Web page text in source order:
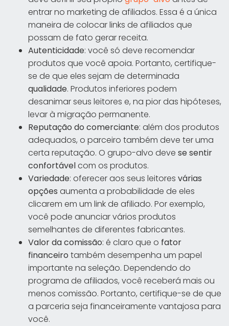
entrar no marketing de afiliados. Essa é a única
maneira de colocar links de afiliados que
possam de fato gerar receita.
Autenticidade: você só deve recomendar
produtos que você apoia. Portanto, certifique-
se de que eles sejam de determinada
qualidade. Produtos inferiores podem
desanimar seus leitores e, na pior das hipóteses,
levar à migração permanente.
Reputação do comerciante: além dos produtos
adequados, o parceiro também deve ter uma
certa reputação. O grupo-alvo deve se sentir
confortávelcom os produtos.
Variedade: oferecer aos seus leitores várias
opções aumenta a probabilidade de eles
clicarem em um link de afiliado. Por exemplo,
você pode anunciar vários produtos
semelhantes de diferentes fabricantes.
Valor da comissão: é claro que o fator
financeiro também desempenha um papel
importante na seleção. Dependendo do
programa de afiliados, você receberá mais ou
menos comissão. Portanto, certifique-se de que
a parceria seja financeiramente vantajosa para
você.